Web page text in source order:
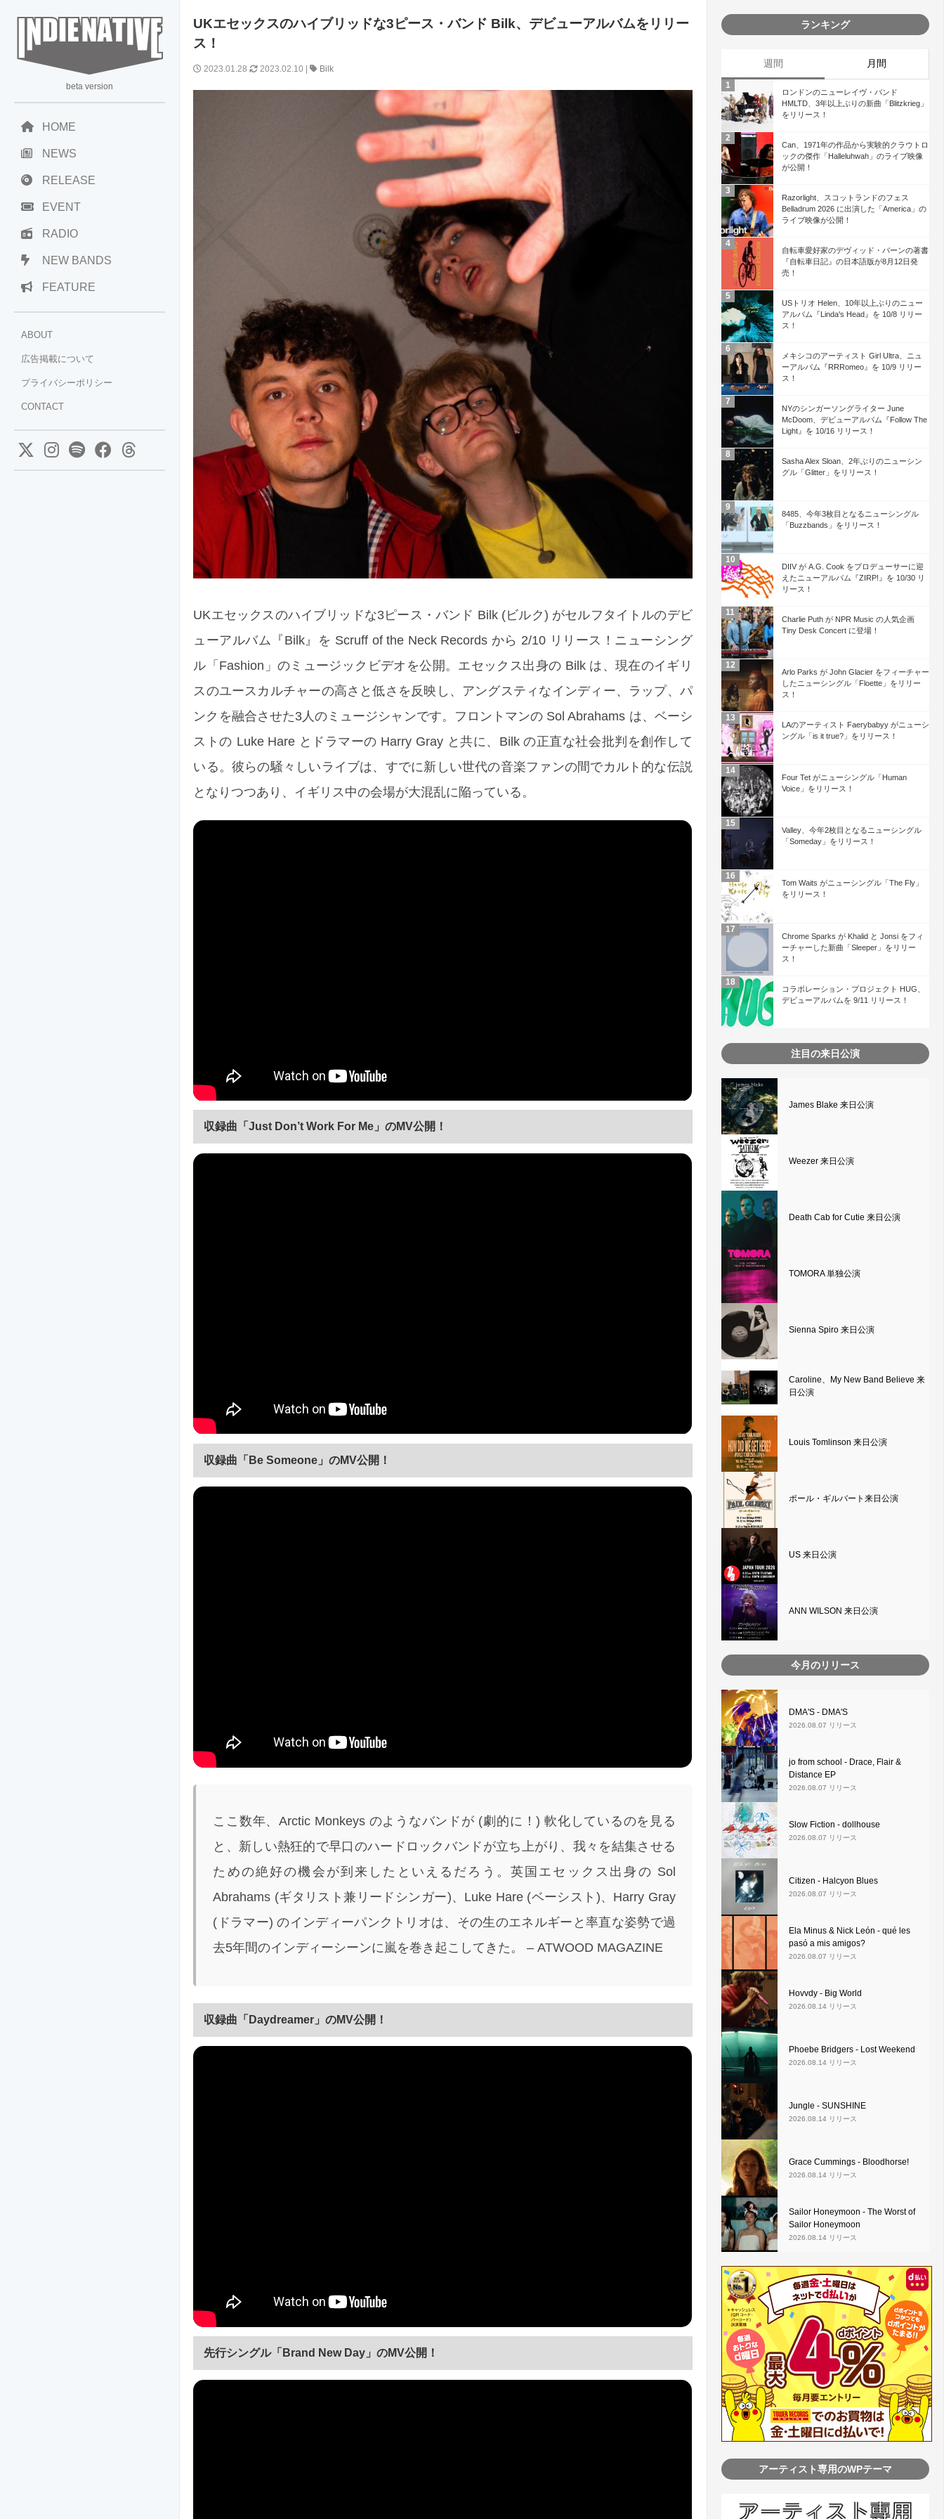
beta version
HOME
NEWS
RELEASE
EVENT
RADIO
NEW BANDS
FEATURE
ABOUT
広告掲載について
プライバシーポリシー
CONTACT
UKエセックスのハイブリッドな3ピース・バンド Bilk、デビューアルバムをリリー
ス！
2023.01.28 2023.02.10 | Bilk
UKエセックスのハイブリッドな3ピース・バンド Bilk (ビルク) がセルフタイトルのデビ
ューアルバム『Bilk』を Scruff of the Neck Records から 2/10 リリース！ニューシング
ル「Fashion」のミュージックビデオを公開。エセックス出身の Bilk は、現在のイギリ
スのユースカルチャーの高さと低さを反映し、アングスティなインディー、ラップ、パ
ンクを融合させた3人のミュージシャンです。フロントマンの Sol Abrahams は、ベーシ
ストの Luke Hare とドラマーの Harry Gray と共に、Bilk の正直な社会批判を創作して
いる。彼らの騒々しいライブは、すでに新しい世代の音楽ファンの間でカルト的な伝説
となりつつあり、イギリス中の会場が大混乱に陥っている。
収録曲「Just Don’t Work For Me」のMV公開！
収録曲「Be Someone」のMV公開！
ここ数年、Arctic Monkeys のようなバンドが (劇的に！) 軟化しているのを見る
と、新しい熱狂的で早口のハードロックバンドが立ち上がり、我々を結集させる
ための絶好の機会が到来したといえるだろう。英国エセックス出身の Sol
Abrahams (ギタリスト兼リードシンガー)、Luke Hare (ベーシスト)、Harry Gray
(ドラマー) のインディーパンクトリオは、その生のエネルギーと率直な姿勢で過
去5年間のインディーシーンに嵐を巻き起こしてきた。 – ATWOOD MAGAZINE
収録曲「Daydreamer」のMV公開！
先行シングル「Brand New Day」のMV公開！
ランキング
週間 月間
ロンドンのニューレイヴ・バンド
HMLTD、3年以上ぶりの新曲「Blitzkrieg」
をリリース！
Can、1971年の作品から実験的クラウトロ
ックの傑作「Halleluhwah」のライブ映像
が公開！
Razorlight、スコットランドのフェス
Belladrum 2026 に出演した「America」の
ライブ映像が公開！
自転車愛好家のデヴィッド・バーンの著書
『自転車日記』の日本語版が8月12日発
売！
USトリオ Helen、10年以上ぶりのニュー
アルバム『Linda's Head』を 10/8 リリー
ス！
メキシコのアーティスト Girl Ultra、ニュ
ーアルバム『RRRomeo』を 10/9 リリー
ス！
NYのシンガーソングライター June
McDoom、デビューアルバム『Follow The
Light』を 10/16 リリース！
Sasha Alex Sloan、2年ぶりのニューシン
グル「Glitter」をリリース！
8485、今年3枚目となるニューシングル
「Buzzbands」をリリース！
DIIV が A.G. Cook をプロデューサーに迎
えたニューアルバム『ZIRP!』を 10/30 リ
リース！
Charlie Puth が NPR Music の人気企画
Tiny Desk Concert に登場！
Arlo Parks が John Glacier をフィーチャー
したニューシングル「Floette」をリリー
ス！
LAのアーティスト Faerybabyy がニューシ
ングル「is it true?」をリリース！
Four Tet がニューシングル「Human
Voice」をリリース！
Valley、今年2枚目となるニューシングル
「Someday」をリリース！
Tom Waits がニューシングル「The Fly」
をリリース！
Chrome Sparks が Khalid と Jonsi をフィ
ーチャーした新曲「Sleeper」をリリー
ス！
コラボレーション・プロジェクト HUG、
デビューアルバムを 9/11 リリース！
注目の来日公演
James Blake 来日公演
Weezer 来日公演
Death Cab for Cutie 来日公演
TOMORA 単独公演
Sienna Spiro 来日公演
Caroline、My New Band Believe 来
日公演
Louis Tomlinson 来日公演
ポール・ギルバート来日公演
US 来日公演
ANN WILSON 来日公演
今月のリリース
DMA'S - DMA'S
2026.08.07 リリース
jo from school - Drace, Flair &
Distance EP
2026.08.07 リリース
Slow Fiction - dollhouse
2026.08.07 リリース
Citizen - Halcyon Blues
2026.08.07 リリース
Ela Minus & Nick León - qué les
pasó a mis amigos?
2026.08.07 リリース
Hovvdy - Big World
2026.08.14 リリース
Phoebe Bridgers - Lost Weekend
2026.08.14 リリース
Jungle - SUNSHINE
2026.08.14 リリース
Grace Cummings - Bloodhorse!
2026.08.14 リリース
Sailor Honeymoon - The Worst of
Sailor Honeymoon
2026.08.14 リリース
アーティスト専用のWPテーマ